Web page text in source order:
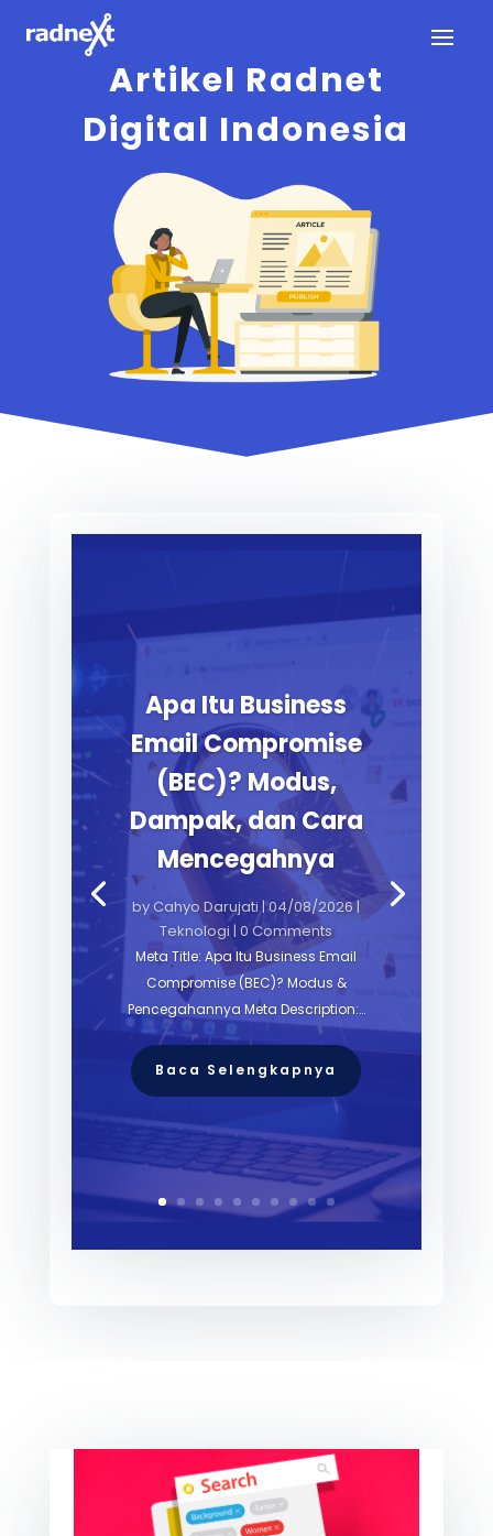
Artikel Radnet
Digital Indonesia
Apa Itu Business
Email Compromise
(BEC)? Modus,
Dampak, dan Cara
Mencegahnya
by Cahyo Darujati|04/08/2026|
Teknologi | 0 Comments
Meta Title: Apa Itu Business Email
Compromise (BEC)? Modus &
Pencegahannya Meta Description:…
Baca Selengkapnya